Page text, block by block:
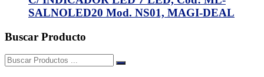
SALNOLED20 Mod. NS01, MAGI-DEAL
Buscar Producto
Buscar: